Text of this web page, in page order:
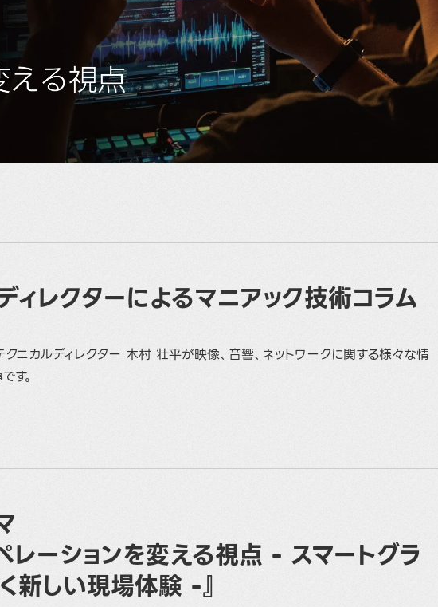
ィレクターによるマニアック技術コラム
ニカルディレクター 木村 壮平が映像、音響、ネットワークに関する様々な情
す。
レーションを変える視点 - スマートグラ
新しい現場体験 -』